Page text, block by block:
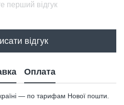
перший відгук
відгук
Оплата
— по тарифам Нової пошти.